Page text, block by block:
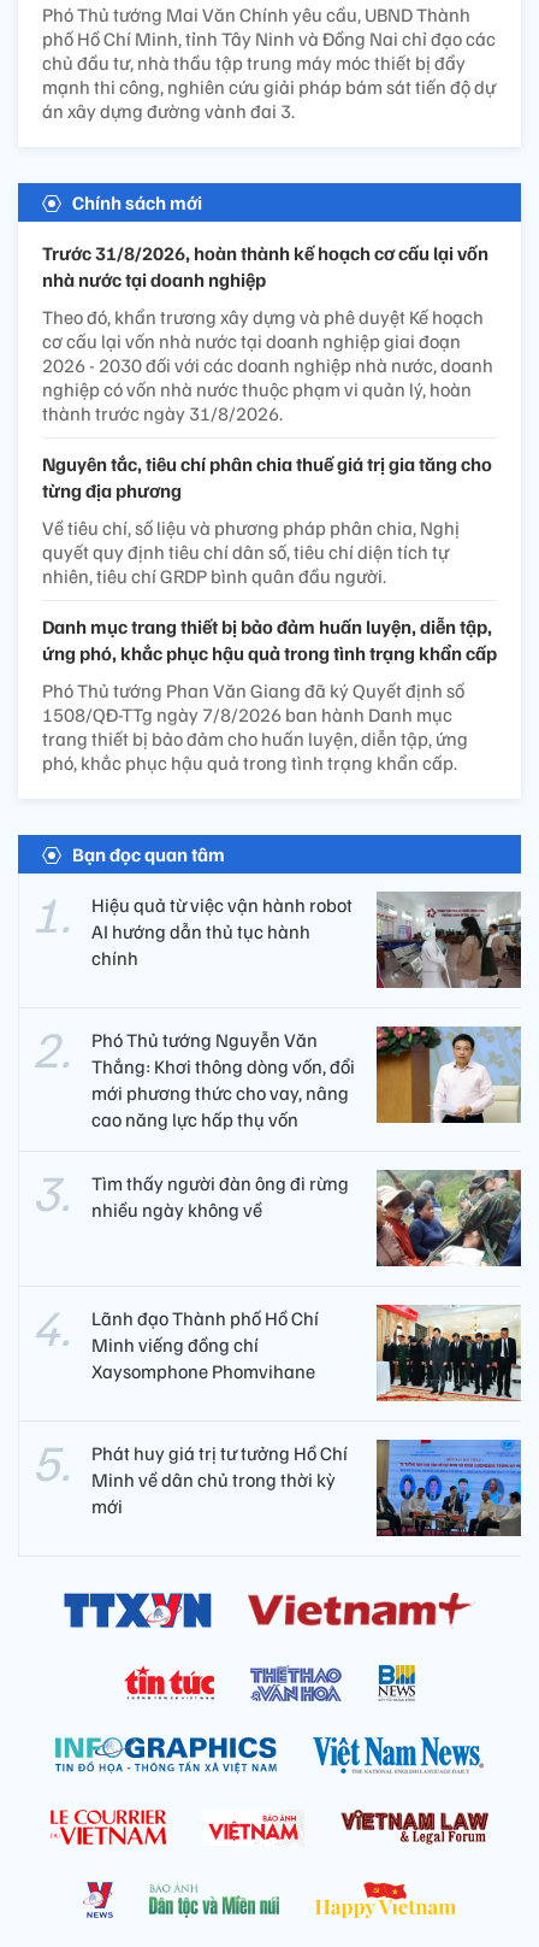
Phó Thủ tướng Mai Văn Chính yêu cầu, UBND Thành
phố Hồ Chí Minh, tỉnh Tây Ninh và Đồng Nai chỉ đạo các
chủ đầu tư, nhà thầu tập trung máy móc thiết bị đẩy
mạnh thi công, nghiên cứu giải pháp bám sát tiến độ dự
án xây dựng đường vành đai 3.
Chính sách mới
Trước 31/8/2026, hoàn thành kế hoạch cơ cấu lại vốn
nhà nước tại doanh nghiệp
Theo đó, khẩn trương xây dựng và phê duyệt Kế hoạch
cơ cấu lại vốn nhà nước tại doanh nghiệp giai đoạn
2026 - 2030 đối với các doanh nghiệp nhà nước, doanh
nghiệp có vốn nhà nước thuộc phạm vi quản lý, hoàn
thành trước ngày 31/8/2026.
Nguyên tắc, tiêu chí phân chia thuế giá trị gia tăng cho
từng địa phương
Về tiêu chí, số liệu và phương pháp phân chia, Nghị
quyết quy định tiêu chí dân số, tiêu chí diện tích tự
nhiên, tiêu chí GRDP bình quân đầu người.
Danh mục trang thiết bị bảo đảm huấn luyện, diễn tập,
ứng phó, khắc phục hậu quả trong tình trạng khẩn cấp
Phó Thủ tướng Phan Văn Giang đã ký Quyết định số
1508/QĐ-TTg ngày 7/8/2026 ban hành Danh mục
trang thiết bị bảo đảm cho huấn luyện, diễn tập, ứng
phó, khắc phục hậu quả trong tình trạng khẩn cấp.
Bạn đọc quan tâm
Hiệu quả từ việc vận hành robot
AI hướng dẫn thủ tục hành
chính
Phó Thủ tướng Nguyễn Văn
Thắng: Khơi thông dòng vốn, đổi
mới phương thức cho vay, nâng
cao năng lực hấp thụ vốn
Tìm thấy người đàn ông đi rừng
nhiều ngày không về
Lãnh đạo Thành phố Hồ Chí
Minh viếng đồng chí
Xaysomphone Phomvihane
Phát huy giá trị tư tưởng Hồ Chí
Minh về dân chủ trong thời kỳ
mới